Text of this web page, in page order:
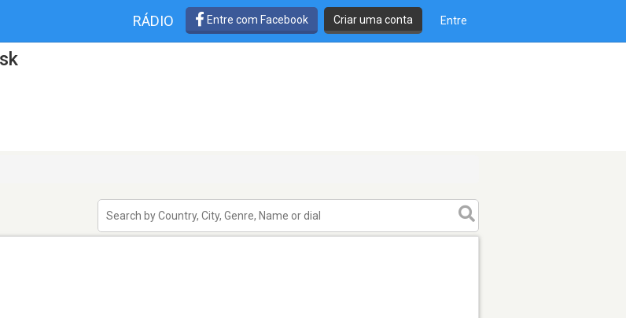
RÁDIO Entre com Facebook Criar uma conta Entre